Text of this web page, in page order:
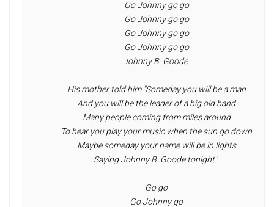
Go Johnny go go
Go Johnny go go
Go Johnny go go
Go Johnny go go
Johnny B. Goode.
His mother told him "Someday you will be a man
And you will be the leader of a big old band
Many people coming from miles around
To hear you play your music when the sun go down
Maybe someday your name will be in lights
Saying Johnny B. Goode tonight".
Go go
Go Johnny go